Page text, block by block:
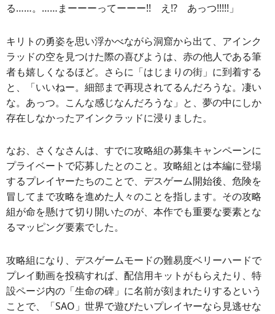
る……。……まーーーってーーー!! え!? あっつ!!!!!」
キリトの勇姿を思い浮かべながら洞窟から出て、アインク
ラッドの空を見つけた際の喜びようは、赤の他人である筆
者も嬉しくなるほど。さらに「はじまりの街」に到着する
と、「いいねー。細部まで再現されてるんだろうな。凄い
な。あっつ。こんな感じなんだろうな」と、夢の中にしか
存在しなかったアインクラッドに浸りました。
なお、さくなさんは、すでに攻略組の募集キャンペーンに
プライベートで応募したとのこと。攻略組とは本編に登場
するプレイヤーたちのことで、デスゲーム開始後、危険を
冒してまで攻略を進めた人々のことを指します。その攻略
組が命を懸けて切り開いたのが、本作でも重要な要素とな
るマッピング要素でした。
攻略組になり、デスゲームモードの難易度ベリーハードで
プレイ動画を投稿すれば、配信用キットがもらえたり、特
設ページ内の「生命の碑」に名前が刻まれたりするという
ことで、「SAO」世界で遊びたいプレイヤーなら見逃せな